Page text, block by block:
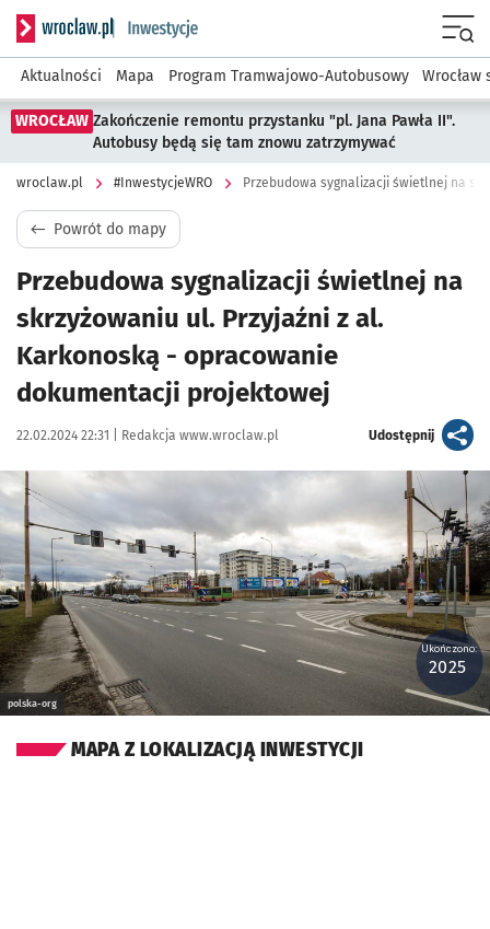
Serwis informacyjny wroclaw.pl podserwis:
Aktualności Mapa Program Tramwajowo-Autobusowy Wrocław
WROCŁAW Zakończenie remontu przystanku "pl. Jana Pawła II".
Autobusy będą się tam znowu zatrzymywać
wroclaw.pl #InwestycjeWRO
Powrót do mapy
Przebudowa sygnalizacji świetlnej na
skrzyżowaniu ul. Przyjaźni z al.
Karkonoską - opracowanie
dokumentacji projektowej
Data publikacji:
22.02.2024 22:31 | Autor:
Redakcja www.wroclaw.pl Udostępnijartykuł
Kliknij, aby powiększyć
polska-org
Ukończono:
2025
MAPA Z LOKALIZACJĄ INWESTYCJI